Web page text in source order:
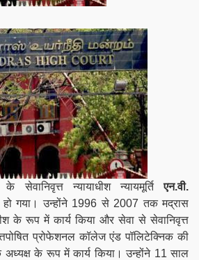
सेवानिवृत्त न्यायाधीश न्यायमूर्तिएन.वी.
गया। उन्होंने 1996 से 2007 तक मद्रास
के रूप में कार्य किया और सेवा से सेवानिवृत्त
प्रोफेशनल कॉलेज एंड पॉलिटेक्निक की
अध्यक्ष के रूप में कार्य किया। उन्होंने 11 साल